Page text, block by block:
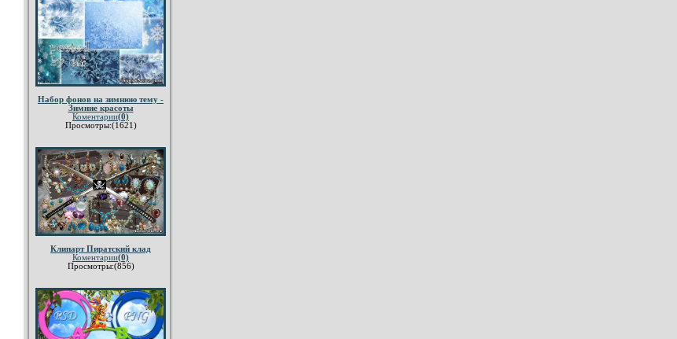
Набор фонов на зимнюю тему -
Зимние красоты
Коментарии(0)
Просмотры:(1621)
Клипарт Пиратский клад
Коментарии(0)
Просмотры:(856)